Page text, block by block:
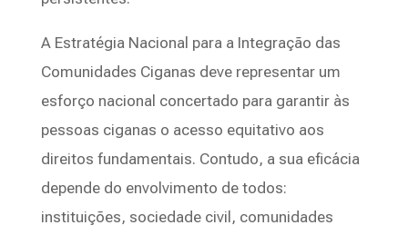
A Estratégia Nacional para a Integração das
Comunidades Ciganas deve representar um
esforço nacional concertado para garantir às
pessoas ciganas o acesso equitativo aos
direitos fundamentais. Contudo, a sua eficácia
depende do envolvimento de todos:
instituições, sociedade civil, comunidades